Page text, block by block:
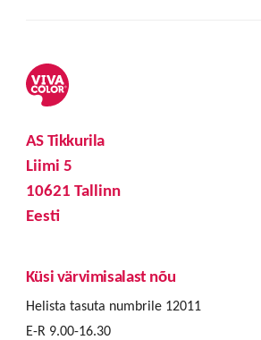
AS Tikkurila
Liimi 5
10621 Tallinn
Eesti
Küsi värvimisalast nõu
Helista tasuta numbrile 12011
E-R 9.00-16.30